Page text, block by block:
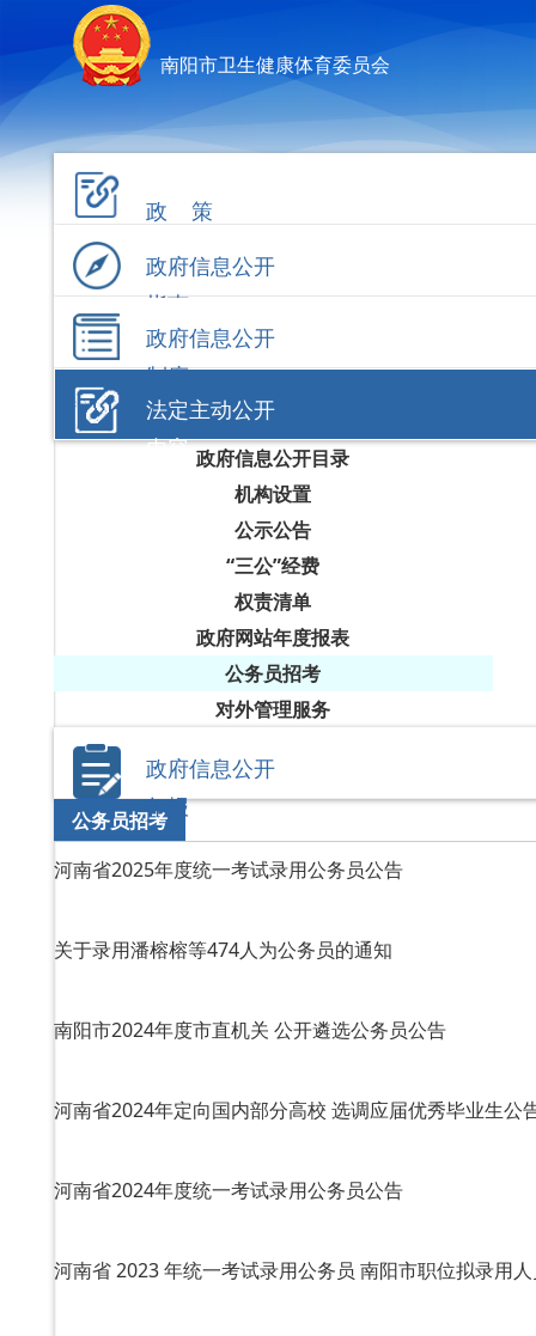
南阳市卫生健康体育委员会
政 策
政府信息公开
指南
政府信息公开
制度
法定主动公开
内容 政府信息公开目录
机构设置
公示公告
“三公”经费
权责清单
政府网站年度报表
公务员招考
对外管理服务
政府信息公开
年报
公务员招考
河南省2025年度统一考试录用公务员公告
关于录用潘榕榕等474人为公务员的通知
南阳市2024年度市直机关 公开遴选公务员公告
河南省2024年定向国内部分高校 选调应届优秀毕业生公
河南省2024年度统一考试录用公务员公告
河南省 2023 年统一考试录用公务员 南阳市职位拟录用